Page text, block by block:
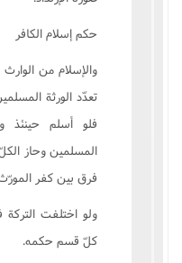
حکم إسلام الکافر
والإسلام من
تعدّد الورثة
فلو أسلم حينئذ
المسلمين وحاز
فرق بين کفر
ولو اختلفت
کلّ قسم حکمه.